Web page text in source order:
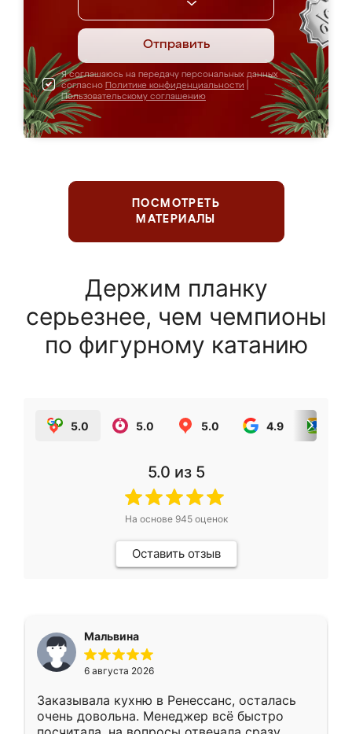
Отправить
Я соглашаюсь на передачу персональных данных
согласно Политике конфиденциальности
Пользовательскому соглашению
ПОСМОТРЕТЬ
МАТЕРИАЛЫ
Держим планку
серьезнее, чем чемпионы
по фигурному катанию
5.0 5.0 5.0 4.9
5.0 из 5
На основе 945оценок
Оставить отзыв
Мальвина
6 августа 2026
Заказывала кухню в Ренессанс, осталась
очень довольна. Менеджер всё быстро